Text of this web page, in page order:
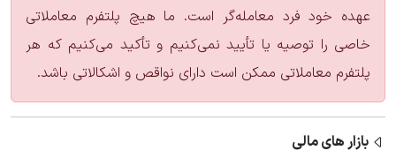
عهده خود فرد معامله‌گر است. ما هیچ پلتفرم معاملاتی
خاصی را توصیه یا تأیید نمی‌کنیم و تأکید می‌کنیم که هر
پلتفرم معاملاتی ممکن است دارای نواقص و اشکالاتی باشد.
بازار های مالی